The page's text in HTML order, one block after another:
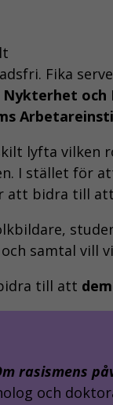
Fika
och
lyfta vilken
I stället för
att bidra till
samtal vill
till att
rasismens
och